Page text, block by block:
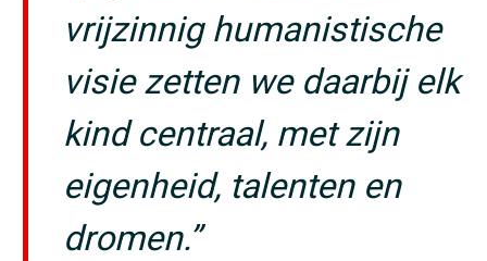
vrijzinnig humanistische
visie zetten we daarbij elk
kind centraal, met zijn
eigenheid, talenten en
dromen.”